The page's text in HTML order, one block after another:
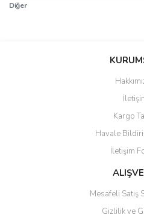
Diğer
Bu ürüne ilk
Yorum
Ürün resmi kalitesiz, bozuk veya
Ürün açıklamasında eksik
Ürün bilgilerinde hatalar
Ürün fiyatı diğer sitelerden daha
Bu ürüne benzer farklı
Kargo
Havale
İletişim
Mesafeli Satış
Gizlilik ve